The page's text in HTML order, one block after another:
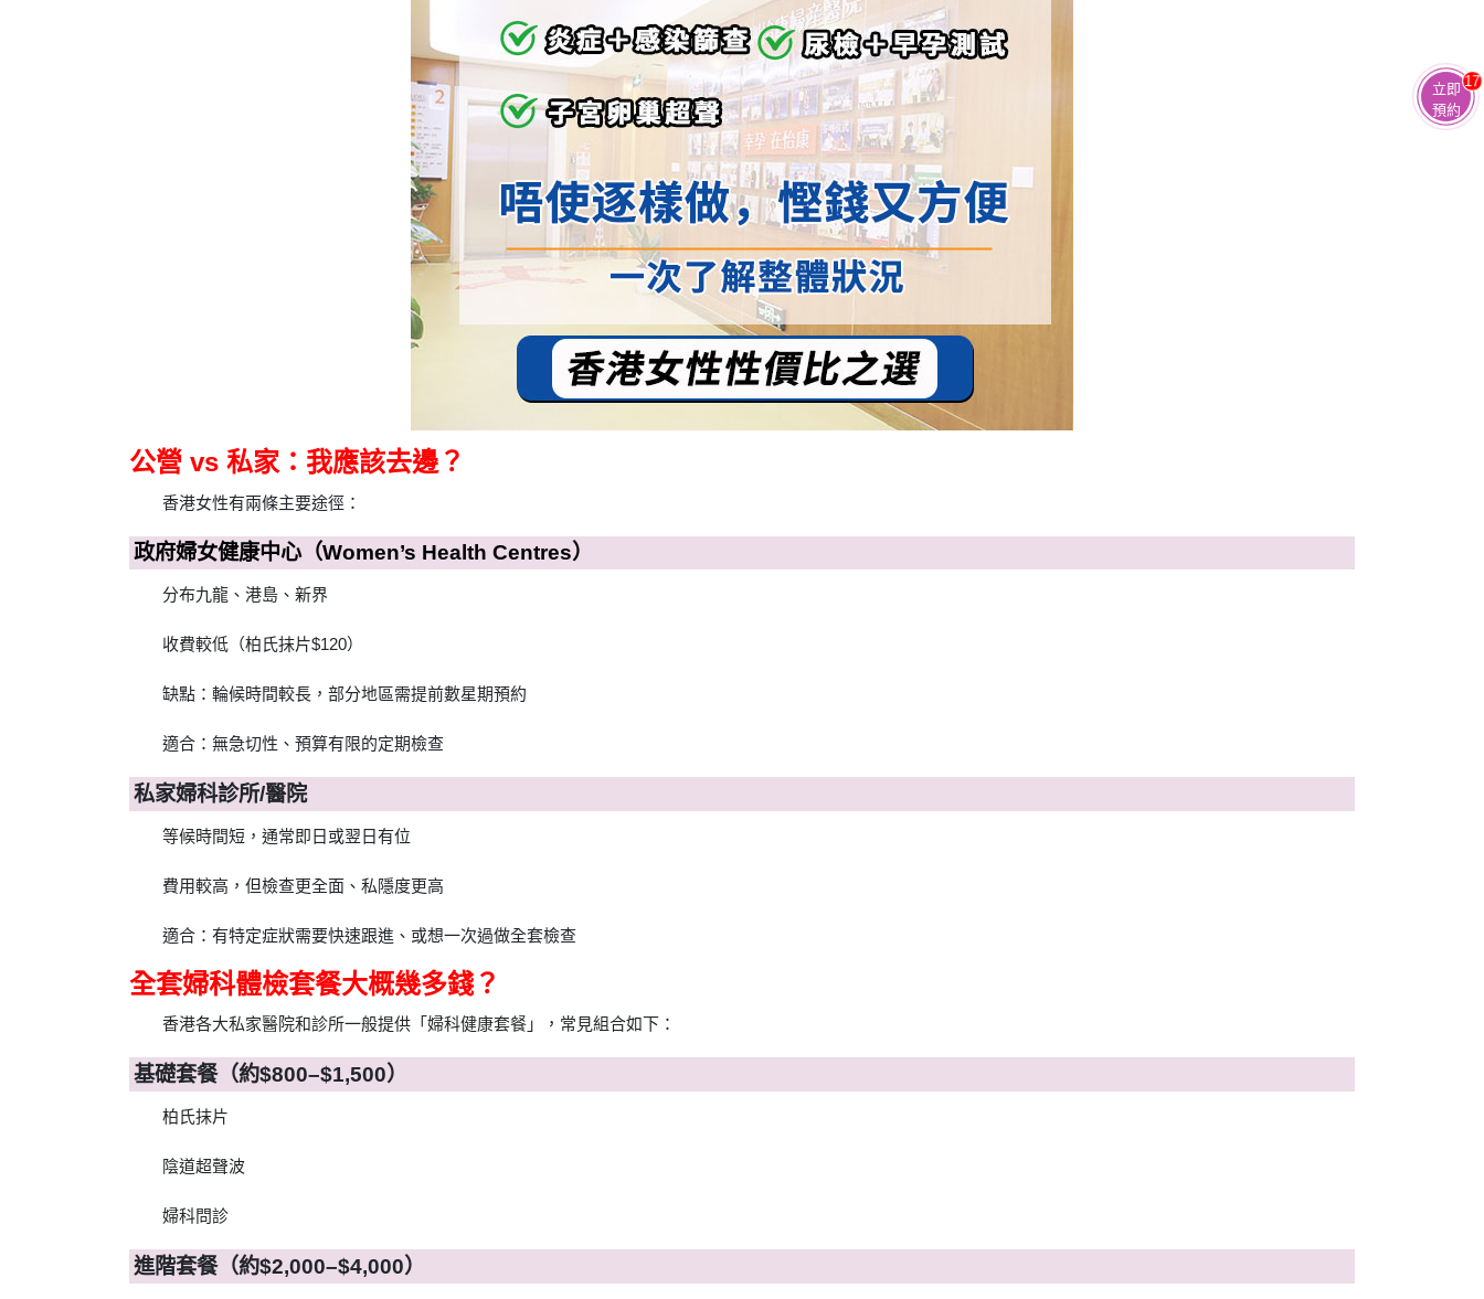
公營 vs 私家：我應該去邊？
香港女性有兩條主要途徑：
政府婦女健康中心（Women’s Health Centres）
分布九龍、港島、新界
收費較低（柏氏抹片$120）
缺點：輪候時間較長，部分地區需提前數星期預約
適合：無急切性、預算有限的定期檢查
私家婦科診所/醫院
等候時間短，通常即日或翌日有位
費用較高，但檢查更全面、私隱度更高
適合：有特定症狀需要快速跟進、或想一次過做全套檢查
全套婦科體檢套餐大概幾多錢？
香港各大私家醫院和診所一般提供「婦科健康套餐」，常見組合如下：
基礎套餐（約$800–$1,500）
柏氏抹片
陰道超聲波
婦科問診
進階套餐（約$2,000–$4,000）
立即
預約
17